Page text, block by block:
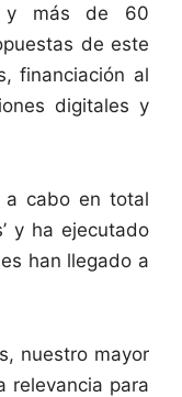
y más de 60
de este
financiación al
digitales y
a cabo en total
y ha ejecutado
han llegado a
nuestro mayor
relevancia para